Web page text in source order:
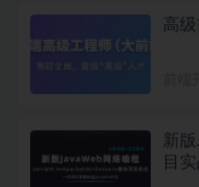
高
新
目